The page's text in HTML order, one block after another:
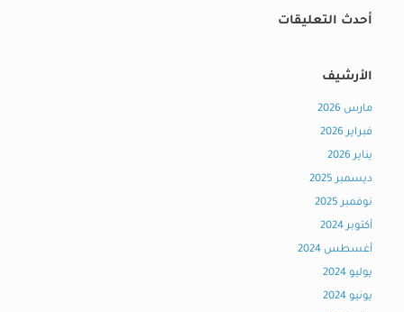
أحدث التعليقات
الأرشيف
مارس 2026
فبراير 2026
يناير 2026
ديسمبر 2025
نوفمبر 2025
أكتوبر 2024
أغسطس 2024
يوليو 2024
يونيو 2024